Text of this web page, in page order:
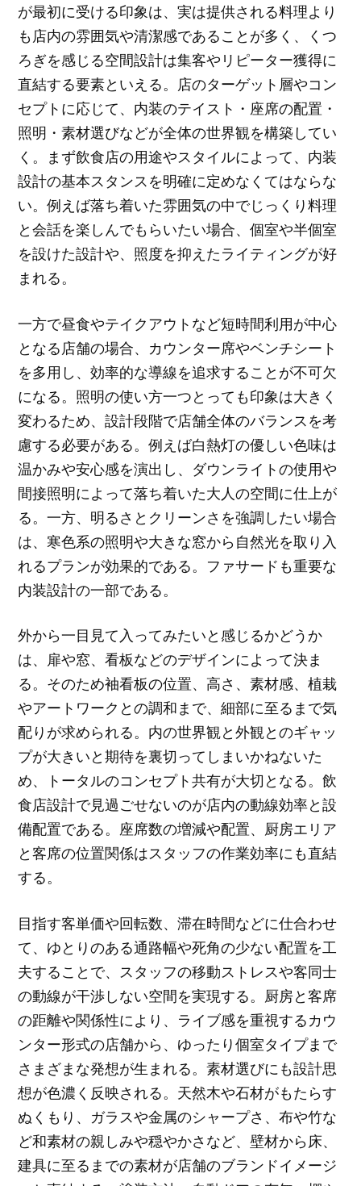
が最初に受ける印象は、実は提供される料理より
も店内の雰囲気や清潔感であることが多く、くつ
ろぎを感じる空間設計は集客やリピーター獲得に
直結する要素といえる。店のターゲット層やコン
セプトに応じて、内装のテイスト・座席の配置・
照明・素材選びなどが全体の世界観を構築してい
く。まず飲食店の用途やスタイルによって、内装
設計の基本スタンスを明確に定めなくてはならな
い。例えば落ち着いた雰囲気の中でじっくり料理
と会話を楽しんでもらいたい場合、個室や半個室
を設けた設計や、照度を抑えたライティングが好
まれる。
一方で昼食やテイクアウトなど短時間利用が中心
となる店舗の場合、カウンター席やベンチシート
を多用し、効率的な導線を追求することが不可欠
になる。照明の使い方一つとっても印象は大きく
変わるため、設計段階で店舗全体のバランスを考
慮する必要がある。例えば白熱灯の優しい色味は
温かみや安心感を演出し、ダウンライトの使用や
間接照明によって落ち着いた大人の空間に仕上が
る。一方、明るさとクリーンさを強調したい場合
は、寒色系の照明や大きな窓から自然光を取り入
れるプランが効果的である。ファサードも重要な
内装設計の一部である。
外から一目見て入ってみたいと感じるかどうか
は、扉や窓、看板などのデザインによって決ま
る。そのため袖看板の位置、高さ、素材感、植栽
やアートワークとの調和まで、細部に至るまで気
配りが求められる。内の世界観と外観とのギャッ
プが大きいと期待を裏切ってしまいかねないた
め、トータルのコンセプト共有が大切となる。飲
食店設計で見過ごせないのが店内の動線効率と設
備配置である。座席数の増減や配置、厨房エリア
と客席の位置関係はスタッフの作業効率にも直結
する。
目指す客単価や回転数、滞在時間などに仕合わせ
て、ゆとりのある通路幅や死角の少ない配置を工
夫することで、スタッフの移動ストレスや客同士
の動線が干渉しない空間を実現する。厨房と客席
の距離や関係性により、ライブ感を重視するカウ
ンター形式の店舗から、ゆったり個室タイプまで
さまざまな発想が生まれる。素材選びにも設計思
想が色濃く反映される。天然木や石材がもたらす
ぬくもり、ガラスや金属のシャープさ、布や竹な
ど和素材の親しみや穏やかさなど、壁材から床、
建具に至るまでの素材が店舗のブランドイメージ